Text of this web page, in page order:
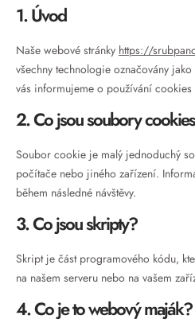
1. Úvod
Naše webové stránky https://
všechny technologie označovány
vás informujeme o používání cookies
2. Co jsou soubory
Soubor cookie je malý jednoduchý
počítače nebo jiného zařízení.
během následné návštěvy.
3. Co jsou skripty?
Skript je část programového kódu,
na našem serveru nebo na vašem
4. Co je to webový maják?